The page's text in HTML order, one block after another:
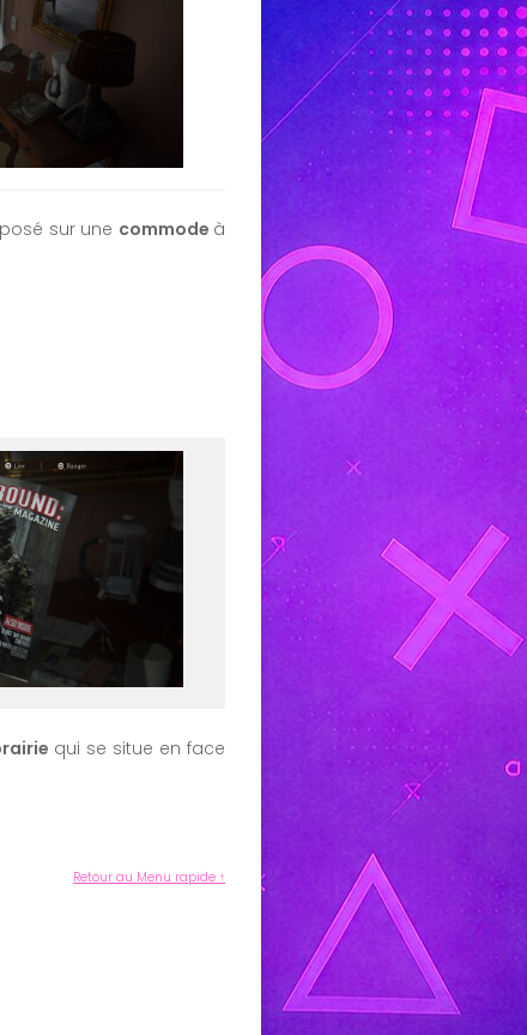
sur une commode à
qui se situe en face
Retour au Menu rapide ↑